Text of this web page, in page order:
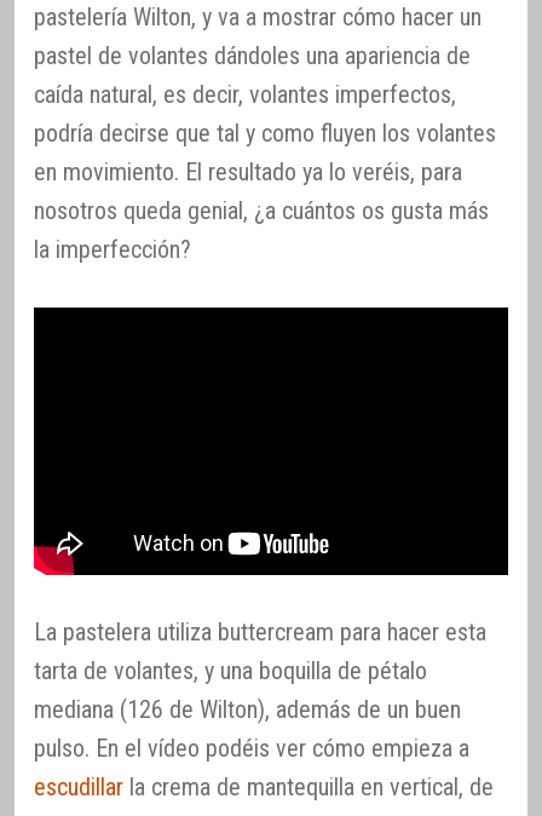
pastelería Wilton, y va a mostrar cómo hacer un
pastel de volantes dándoles una apariencia de
caída natural, es decir, volantes imperfectos,
podría decirse que tal y como fluyen los volantes
en movimiento. El resultado ya lo veréis, para
nosotros queda genial, ¿a cuántos os gusta más
la imperfección?
La pastelera utiliza buttercream para hacer esta
tarta de volantes, y una boquilla de pétalo
mediana (126 de Wilton), además de un buen
pulso. En el vídeo podéis ver cómo empieza a
escudillar la crema de mantequilla en vertical, de